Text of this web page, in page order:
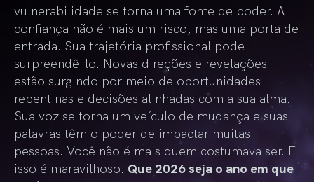
vulnerabilidade se torna uma fonte de poder. A
confiança não é mais um risco, mas uma porta de
entrada. Sua trajetória profissional pode
surpreendê-lo. Novas direções e revelações
estão surgindo por meio de oportunidades
repentinas e decisões alinhadas com a sua alma.
Sua voz se torna um veículo de mudança e suas
palavras têm o poder de impactar muitas
pessoas. Você não é mais quem costumava ser. E
isso é maravilhoso. Que 2026 seja o ano em que